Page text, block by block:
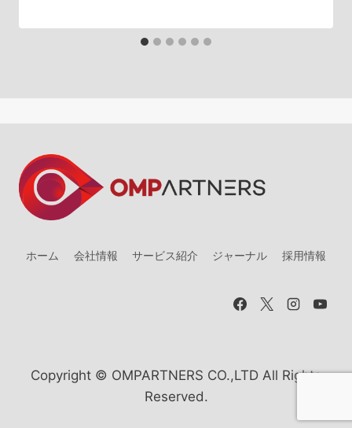
ホーム 会社情報 サービス紹介 ジャーナル 採用情報
Copyright © OMPARTNERS CO.,LTD All Rights
Reserved.